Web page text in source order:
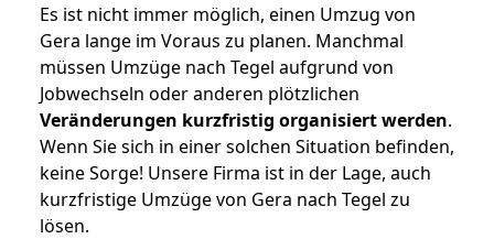
Es ist nicht immer möglich, einen Umzug von
Gera lange im Voraus zu planen. Manchmal
müssen Umzüge nach Tegel aufgrund von
Jobwechseln oder anderen plötzlichen
Veränderungen kurzfristig organisiert werden.
Wenn Sie sich in einer solchen Situation befinden,
keine Sorge! Unsere Firma ist in der Lage, auch
kurzfristige Umzüge von Gera nach Tegel zu
lösen.